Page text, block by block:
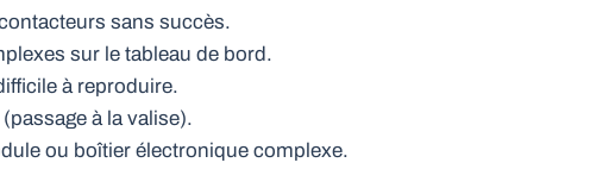
sans succès.
sur le tableau de bord.
à reproduire.
à la valise).
ou boîtier électronique complexe.